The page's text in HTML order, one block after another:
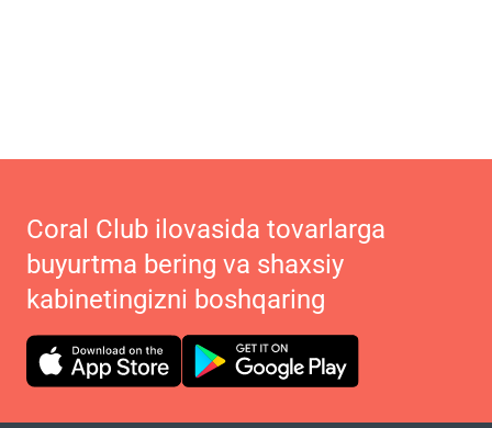
Coral Club ilovasida tovarlarga
buyurtma bering va shaxsiy
kabinetingizni boshqaring